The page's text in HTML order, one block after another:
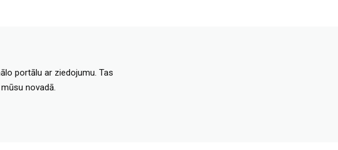
portālu ar ziedojumu. Tas
novadā.